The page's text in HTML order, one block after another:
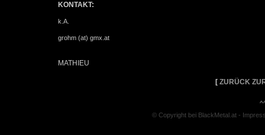
KONTAKT:
k.A.
grohm (at) gmx.at
MATHIEU
[ ZURÜCK
© Copyright bei BlackMetal.at -